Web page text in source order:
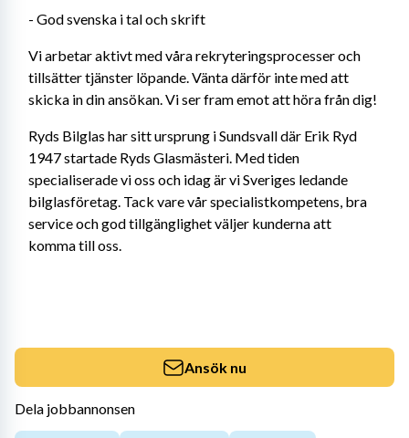
- God svenska i tal och skrift
Vi arbetar aktivt med våra rekryteringsprocesser och
tillsätter tjänster löpande. Vänta därför inte med att
skicka in din ansökan. Vi ser fram emot att höra från dig!
Ryds Bilglas har sitt ursprung i Sundsvall där Erik Ryd
1947 startade Ryds Glasmästeri. Med tiden
specialiserade vi oss och idag är vi Sveriges ledande
bilglasföretag. Tack vare vår specialistkompetens, bra
service och god tillgänglighet väljer kunderna att
komma till oss.
Ansök nu
Dela jobbannonsen